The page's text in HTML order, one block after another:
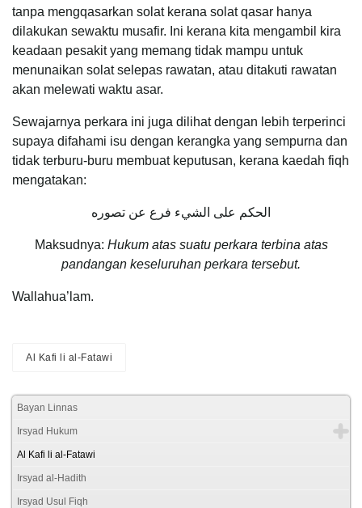
tanpa mengqasarkan solat kerana solat qasar hanya
dilakukan sewaktu musafir. Ini kerana kita mengambil kira
keadaan pesakit yang memang tidak mampu untuk
menunaikan solat selepas rawatan, atau ditakuti rawatan
akan melewati waktu asar.
Sewajarnya perkara ini juga dilihat dengan lebih terperinci
supaya difahami isu dengan kerangka yang sempurna dan
tidak terburu-buru membuat keputusan, kerana kaedah fiqh
mengatakan:
الحكم على الشيء فرع عن تصوره
Maksudnya: Hukum atas suatu perkara terbina atas
pandangan keseluruhan perkara tersebut.
Wallahua’lam.
Al Kafi li al-Fatawi
Bayan Linnas
Irsyad Hukum
Al Kafi li al-Fatawi
Irsyad al-Hadith
Irsyad Usul Fiqh